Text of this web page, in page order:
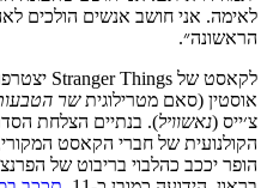
לאימה. אני חושב אנשים הולכים
הראשונה״.
לקאסט של Stranger Things
אוסטין (סאם מטרילוגית שר
צ׳ייס (נאשוויל). בנתיים הצלחת
הקולנועית של חברי הקאסט המקורי
הופר יככב כהלבוי בריבוט של